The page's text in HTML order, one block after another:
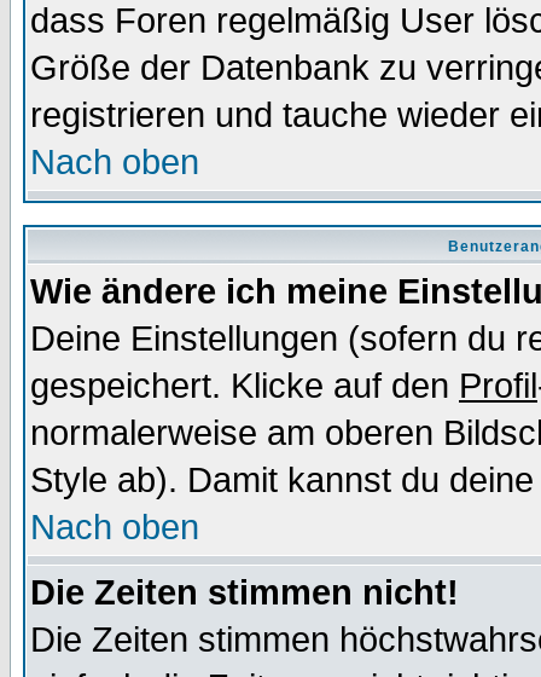
dass Foren regelmäßig User
Größe der Datenbank zu
registrieren und tauche wieder
Nach oben
Wie ändere ich meine
Deine Einstellungen (sofern du
gespeichert. Klicke auf den Profil
normalerweise am oberen
Style ab). Damit kannst du
Nach oben
Die Zeiten stimmen nicht!
Die Zeiten stimmen